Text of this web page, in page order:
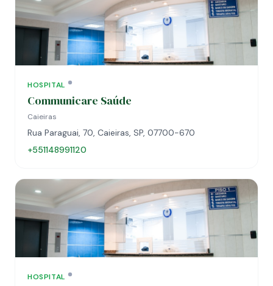
HOSPITAL
Communicare Saúde
Caieiras
Rua Paraguai, 70, Caieiras, SP, 07700-670
+551148991120
HOSPITAL